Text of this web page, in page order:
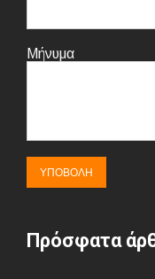
Μήνυμα
Πρόσφατα